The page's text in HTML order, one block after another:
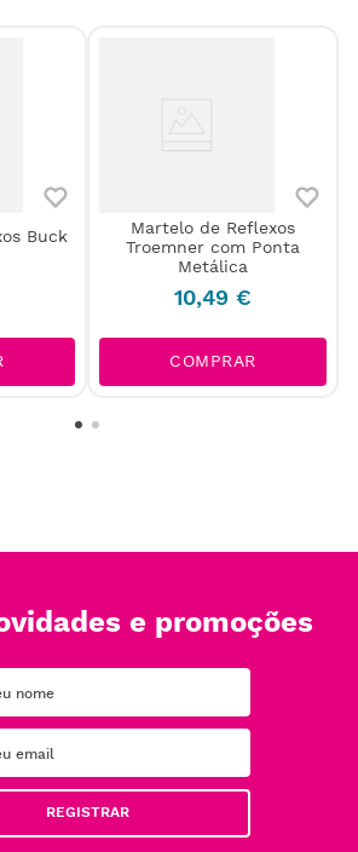
Buck
Martelo de Reflexos
Troemner com Ponta
Metálica
10,49 €
COMPRAR
e promoções
REGISTRAR